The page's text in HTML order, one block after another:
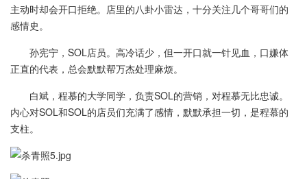
主动时却会开口拒绝。店里的八卦小雷达，十分关注几个哥哥们的
感情史。
孙宪宁，SOL店员。高冷话少，但一开口就一针见血，口嫌体
正直的代表，总会默默帮万杰处理麻烦。
白斌，程慕的大学同学，负责SOL的营销，对程慕无比忠诚。
内心对SOL和SOL的店员们充满了感情，默默承担一切，是程慕的
支柱。